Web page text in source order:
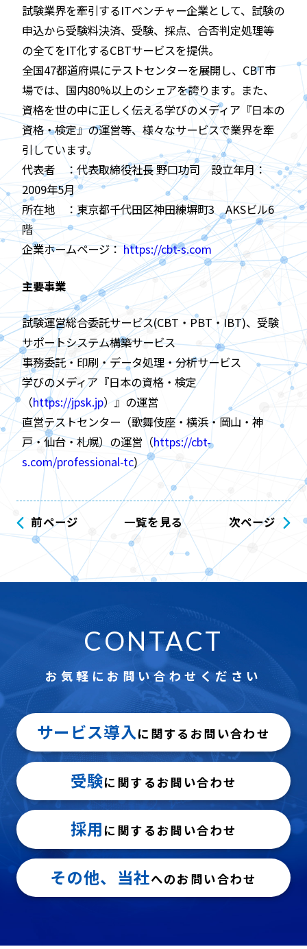
試験業界を牽引するITベンチャー企業として、試験の
申込から受験料決済、受験、採点、合否判定処理等
の全てをIT化するCBTサービスを提供。
全国47都道府県にテストセンターを展開し、CBT市
場では、国内80%以上のシェアを誇ります。また、
資格を世の中に正しく伝える学びのメディア『日本の
資格・検定』の運営等、様々なサービスで業界を牽
引しています。
代表者 ：代表取締役社長 野口功司 設立年月：
2009年5月
所在地 ：東京都千代田区神田練塀町3 AKSビル6
階
企業ホームページ：https://cbt-s.com
主要事業
試験運営総合委託サービス(CBT・PBT・IBT)、受験
サポートシステム構築サービス
事務委託・印刷・データ処理・分析サービス
学びのメディア『日本の資格・検定
（https://jpsk.jp）』の運営
直営テストセンター（歌舞伎座・横浜・岡山・神
戸・仙台・札幌）の運営（https://cbt-
s.com/professional-tc)
前ページ 一覧を見る 次ページ
CONTACT
お気軽にお問い合わせください
サービス導入に関するお問い合わせ
受験に関するお問い合わせ
採用 に関するお問い合わせ
その他、当社へのお問い合わせ